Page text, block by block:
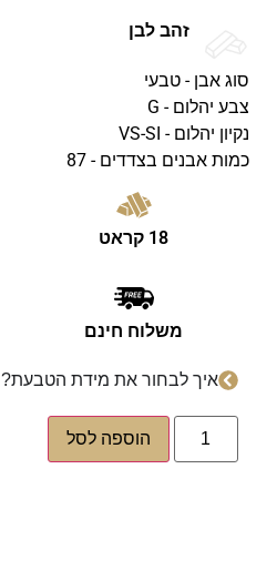
זהב לבן
סוג אבן - טבעי
צבע יהלום - G
נקיון יהלום - VS-SI
כמות אבנים בצדדים - 87
18 קראט
משלוח חינם
איך לבחור את מידת הטבעת?
הוספה לסל